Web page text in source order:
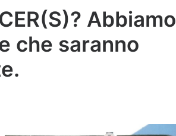
Abbiamo
che saranno